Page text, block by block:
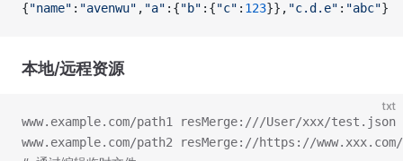
{"name" : "avenwu" , "a" :{"b" :{"c" : 123}}, "c.d.e" : "abc"}
本地/远程资源
txt
www.example.com/path1 resMerge:///User/xxx/test.json
www.example.com/path2 resMerge://https://